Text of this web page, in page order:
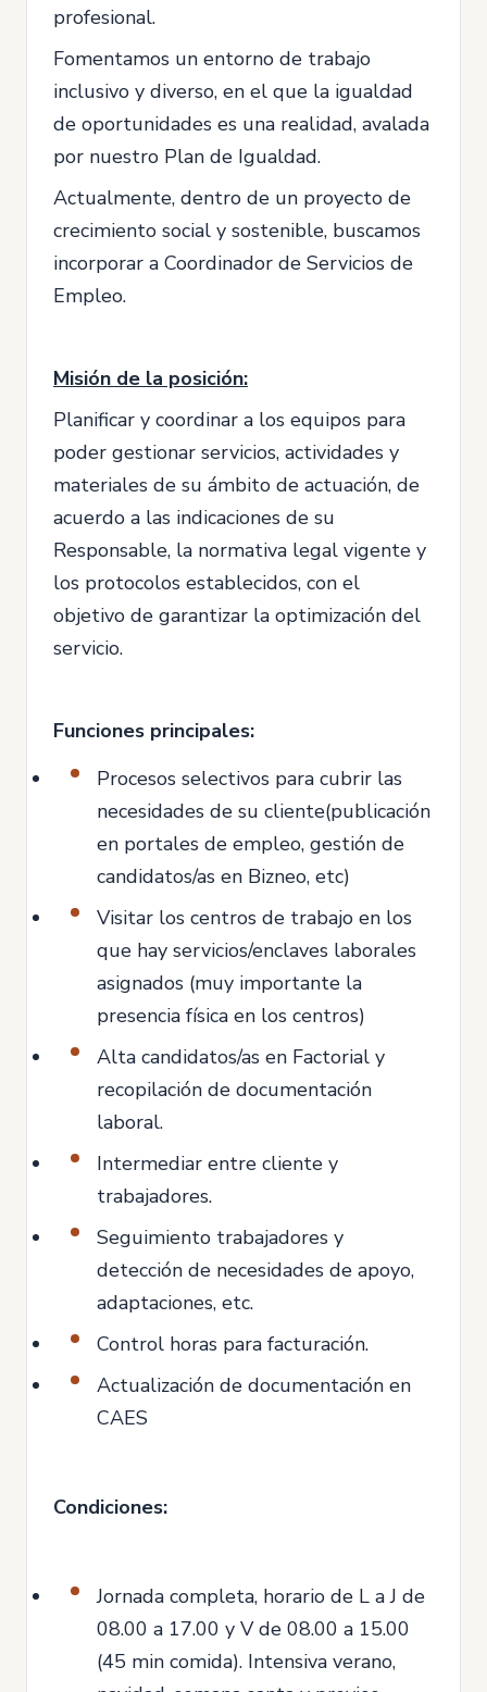
profesional.
Fomentamos un entorno de trabajo
inclusivo y diverso, en el que la igualdad
de oportunidades es una realidad, avalada
por nuestro Plan de Igualdad.
Actualmente, dentro de un proyecto de
crecimiento social y sostenible, buscamos
incorporar a Coordinador de Servicios de
Empleo.
Misión de la posición:
Planificar y coordinar a los equipos para
poder gestionar servicios, actividades y
materiales de su ámbito de actuación, de
acuerdo a las indicaciones de su
Responsable, la normativa legal vigente y
los protocolos establecidos, con el
objetivo de garantizar la optimización del
servicio.
Funciones principales:
Procesos selectivos para cubrir las
necesidades de su cliente(publicación
en portales de empleo, gestión de
candidatos/as en Bizneo, etc)
Visitar los centros de trabajo en los
que hay servicios/enclaves laborales
asignados (muy importante la
presencia física en los centros)
Alta candidatos/as en Factorial y
recopilación de documentación
laboral.
Intermediar entre cliente y
trabajadores.
Seguimiento trabajadores y
detección de necesidades de apoyo,
adaptaciones, etc.
Control horas para facturación.
Actualización de documentación en
CAES
Condiciones:
Jornada completa, horario de L a J de
08.00 a 17.00 y V de 08.00 a 15.00
(45 min comida). Intensiva verano,